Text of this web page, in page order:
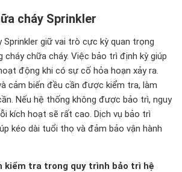
cháy Sprinkler
giữ vai trò cực kỳ quan trọng
cháy chữa cháy. Việc bảo trì định kỳ giúp
động khi có sự cố hỏa hoạn xảy ra.
cảm biến đều cần được kiểm tra, làm
Nếu hệ thống không được bảo trì, nguy
kích hoạt sẽ rất cao. Dịch vụ bảo trì
kéo dài tuổi thọ và đảm bảo vận hành
kiểm tra trong quy trình bảo trì hệ